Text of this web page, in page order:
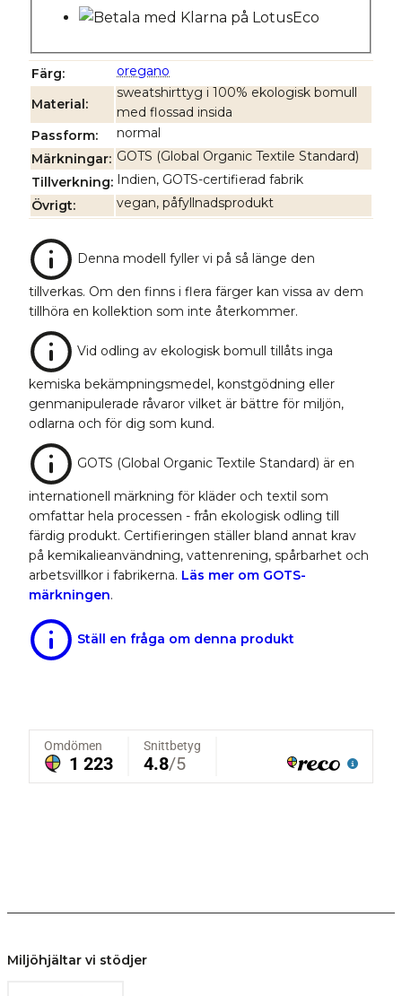
Färg oregano
Material
sweatshirttyg i 100% ekologisk bomull
med flossad insida
Passform
normal
Märkningar GOTS (Global Organic Textile Standard)
Tillverkning
Indien, GOTS-certifierad fabrik
Övrigt
vegan, påfyllnadsprodukt
Denna modell fyller vi på så länge den
tillverkas. Om den finns i flera färger kan vissa av dem
tillhöra en kollektion som inte återkommer.
Vid odling av ekologisk bomull tillåts inga
kemiska bekämpningsmedel, konstgödning eller
genmanipulerade råvaror vilket är bättre för miljön,
odlarna och för dig som kund.
GOTS (Global Organic Textile Standard) är en
internationell märkning för kläder och textil som
omfattar hela processen - från ekologisk odling till
färdig produkt. Certifieringen ställer bland annat krav
på kemikalieanvändning, vattenrening, spårbarhet och
arbetsvillkor i fabrikerna. Läs mer om GOTS-
märkningen.
Ställ en fråga om denna produkt
Miljöhjältar vi stödjer